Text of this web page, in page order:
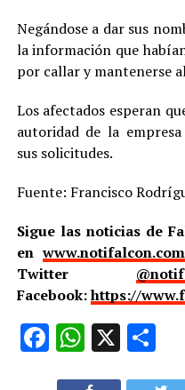
Negándose a dar sus
la información que
por callar y mantenerse
Los afectados esperan
autoridad de la
sus solicitudes.
Fuente: Francisco
Sigue las noticias de
enwww.notifalcon.com
Twitter
Facebook:https://
Facebook
X